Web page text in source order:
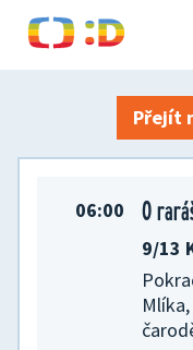
TV
Přejít
06:00 O
9/13